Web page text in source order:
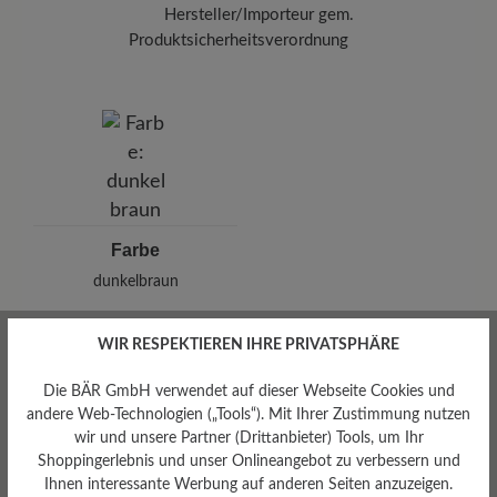
Hersteller/Importeur gem.
Produktsicherheitsverordnung
Musikantenweg 78, 60316 Frankfurt/Main, Deutschland
Farbe
dunkelbraun
Bewertungen lesen
0 von 0 Bewertungen
WIR RESPEKTIEREN IHRE PRIVATSPHÄRE
Die BÄR GmbH verwendet auf dieser Webseite Cookies und
andere Web-Technologien („Tools“). Mit Ihrer Zustimmung nutzen
wir und unsere Partner (Drittanbieter) Tools, um Ihr
Shoppingerlebnis und unser Onlineangebot zu verbessern und
Ihnen interessante Werbung auf anderen Seiten anzuzeigen.